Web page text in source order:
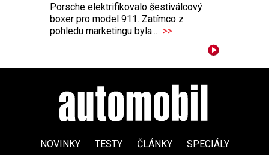
Porsche elektrifikovalo šestiválcový
boxer pro model 911. Zatímco z
pohledu marketingu byla... >>
NOVINKY TESTY ČLÁNKY SPECIÁLY